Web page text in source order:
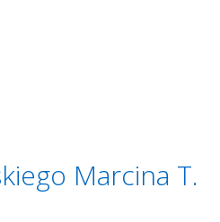
Marcina T.